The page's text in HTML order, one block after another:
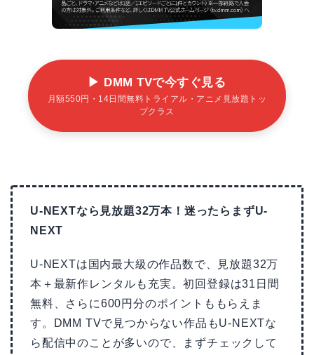
▶ DMM TVで今すぐ見る
月額550円・14日間無料トライアル・アニメ見放題トッ
プクラス
U-NEXTなら見放題32万本！迷ったらまずU-
NEXT
U-NEXTは国内最大級の作品数で、見放題32万
本＋最新作レンタルも充実。初回登録は31日間
無料、さらに600円分のポイントももらえま
す。DMM TVで見つからない作品もU-NEXTな
ら配信中のことが多いので、まずチェックして